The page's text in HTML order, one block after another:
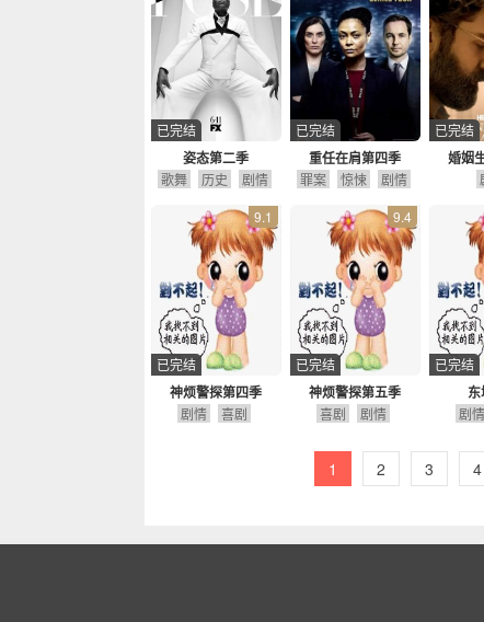
姿态第二季
已完结
歌舞 历史 剧情
重任在肩第四季
已完结
罪案 惊悚 剧情
婚姻
已完结
神烦警探第四季
9.1
已完结
剧情 喜剧
神烦警探第五季
9.4
已完结
喜剧 剧情
已完结
剧情
1 2 3 4